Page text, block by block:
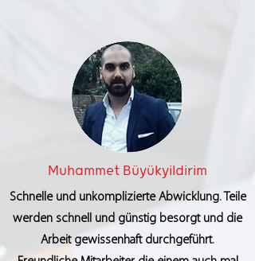
Muhammet Büyükyildirim
Schnelle und unkomplizierte Abwicklung. Teile
werden schnell und günstig besorgt und die
Arbeit gewissenhaft durchgeführt.